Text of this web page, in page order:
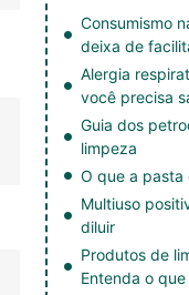
Consumismo
deixa de
Alergia
você precisa
Guia dos
limpeza
O que a
Multiuso
diluir
Produtos de
Entenda o